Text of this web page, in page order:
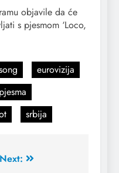
objavile da će
s pjesmom ‘Loco,
eurovizija
pjesma
srbija
Next: